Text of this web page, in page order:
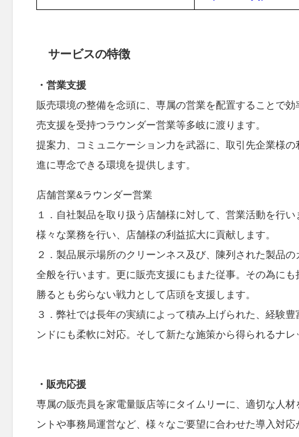
サービスの特徴
・営業支援
販売環境の整備を念頭に、専属の営業を配置することで
売支援を受持つラウンダー営業等多岐に渡ります。
提案力、コミュニケーション力を武器に、取引先企業様
進に専念できる環境を提供します。
店舗営業&ラウンダー営業
１．自社製品を取り扱う店舗様に対して、営業活動を行
様々な業務を行い、店舗様の利益拡大に貢献します。
２．製品展示場所のクリーンネス及び、陳列された製品
全般を行います。更に販売支援にもまた従事。その為に
勝るとも劣らない戦力として店頭を支援します。
３．弊社では長年の実績によって積み上げられた、経験
ンドにも柔軟に対応。そして新たな施策から得られるナ
・販売応援
専属の販売員を家電量販店等にタイムリーに、適切な人
ントや事務局運営など、様々なご要望に合わせた導入対